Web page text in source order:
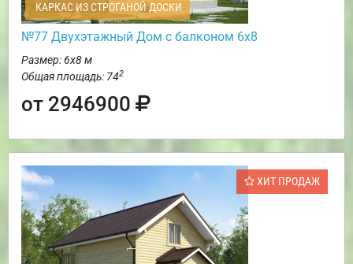
КАРКАС ИЗ СТРОГАНОЙ ДОСКИ
№77 Двухэтажный Дом с балконом 6х8
Размер: 6х8 м
Общая площадь: 742
от 2946900
ХИТ ПРОДАЖ